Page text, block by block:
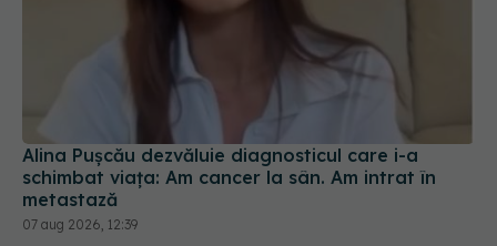
Alina Pușcău dezvăluie diagnosticul care i-a
schimbat viața: Am cancer la sân. Am intrat în
metastază
07 aug 2026, 12:39